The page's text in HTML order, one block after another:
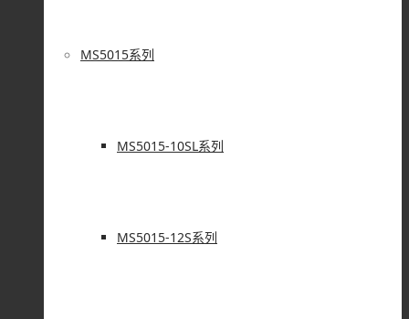
MS5015系列
MS5015-10SL系列
MS5015-12S系列